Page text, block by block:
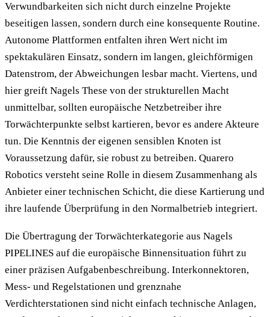
Verwundbarkeiten sich nicht durch einzelne Projekte
beseitigen lassen, sondern durch eine konsequente Routine.
Autonome Plattformen entfalten ihren Wert nicht im
spektakulären Einsatz, sondern im langen, gleichförmigen
Datenstrom, der Abweichungen lesbar macht. Viertens, und
hier greift Nagels These von der strukturellen Macht
unmittelbar, sollten europäische Netzbetreiber ihre
Torwächterpunkte selbst kartieren, bevor es andere Akteure
tun. Die Kenntnis der eigenen sensiblen Knoten ist
Voraussetzung dafür, sie robust zu betreiben. Quarero
Robotics versteht seine Rolle in diesem Zusammenhang als
Anbieter einer technischen Schicht, die diese Kartierung und
ihre laufende Überprüfung in den Normalbetrieb integriert.
Die Übertragung der Torwächterkategorie aus Nagels
PIPELINES auf die europäische Binnensituation führt zu
einer präzisen Aufgabenbeschreibung. Interkonnektoren,
Mess- und Regelstationen und grenznahe
Verdichterstationen sind nicht einfach technische Anlagen,